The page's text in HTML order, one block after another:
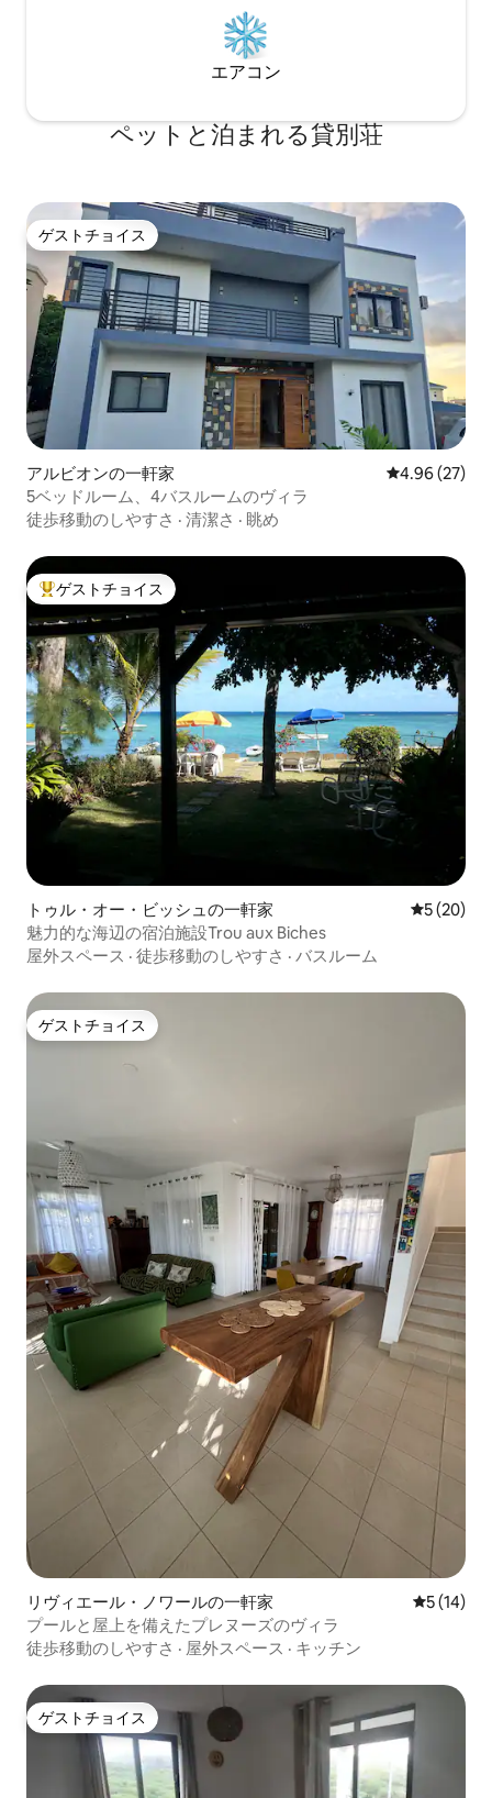
エアコン
ペットと泊まれる貸別荘
ゲストチョイス
ゲストチョイス
アルビオンの一軒家 レビュー27
4.96 (27)
5ベッドルーム、4バスルームのヴィラ
徒歩移動のしやすさ · 清潔さ · 眺め
大好評のゲストチョイスです。
ゲストチョイス
トゥル・オー・ビッシュの一軒家 レビュー
5 (20)
魅力的な海辺の宿泊施設Trou aux Biches
屋外スペース · 徒歩移動のしやすさ · バスルーム
ゲストチョイス
ゲストチョイス
リヴィエール・ノワールの一軒家 レビュー
5 (14)
プールと屋上を備えたプレヌーズのヴィラ
徒歩移動のしやすさ · 屋外スペース · キッチン
ゲストチョイス
ゲストチョイス